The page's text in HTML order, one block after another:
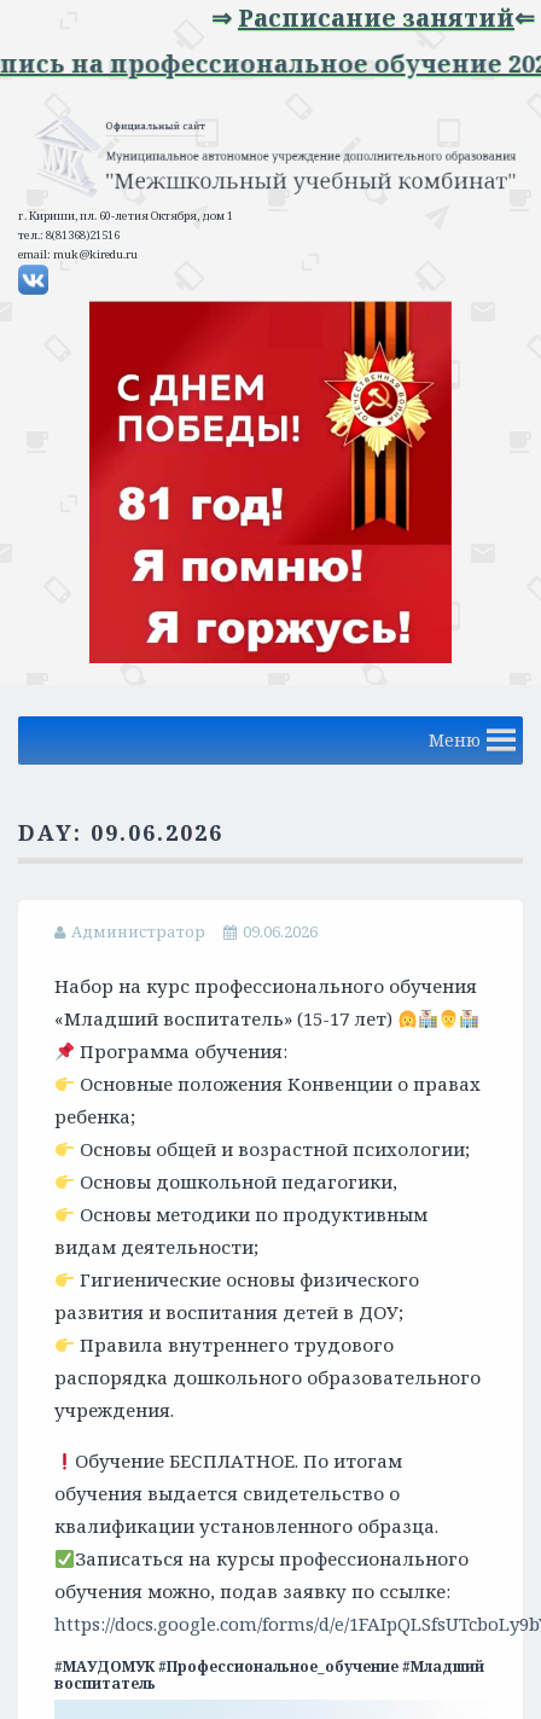
Расписание занятий⇐
Запись на профессиональное
г. Кириши, пл. 60-летия Октября, дом 1
тел.: 8(81368)21516
email: muk@kiredu.ru
Меню
DAY: 09.06.2026
Администратор 09.06.2026
Набор на курс профессионального обучения
«Младший воспитатель» (15-17 лет)
Программа обучения:
Основные положения Конвенции о правах
ребенка;
Основы общей и возрастной психологии;
Основы дошкольной педагогики,
Основы методики по продуктивным
видам деятельности;
Гигиенические основы физического
развития и воспитания детей в ДОУ;
Правила внутреннего трудового
распорядка дошкольного образовательного
учреждения.
Обучение БЕСПЛАТНОЕ. По итогам
обучения выдается свидетельство о
квалификации установленного образца.
Записаться на курсы профессионального
обучения можно, подав заявку по ссылке:
https://docs.google.com/forms/d/e/
#МАУДОМУК #Профессиональное_обучение #Младший
воспитатель